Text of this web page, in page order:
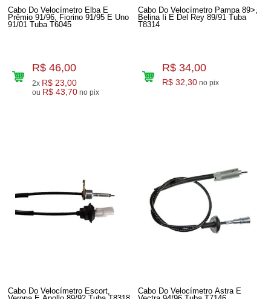
Cabo Do Velocímetro Elba E
Prêmio 91/96, Fiorino 91/95 E Uno
91/01 Tuba T6045
R$ 46,00
2x R$ 23,00
ou R$ 43,70 no pix
Cabo Do Velocímetro Pampa 89>,
Belina Ii E Del Rey 89/91 Tuba
T8314
R$ 34,00
R$ 32,30 no pix
Cabo Do Velocímetro Escort,
Cabo Do Velocímetro Astra E